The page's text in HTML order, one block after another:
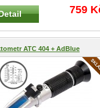
napětí dodávaný GYS
759
ATC 404 + AdBlue